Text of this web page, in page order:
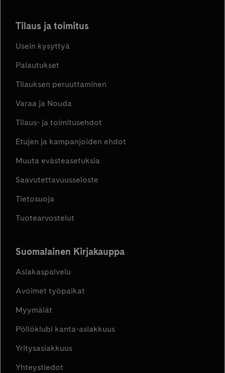
Tilaus ja toimitus
Usein kysyttyä
Palautukset
Tilauksen peruuttaminen
Varaa ja Nouda
Tilaus- ja toimitusehdot
Etujen ja kampanjoiden ehdot
Muuta evästeasetuksia
Saavutettavuusseloste
Tietosuoja
Tuotearvostelut
Suomalainen Kirjakauppa
Asiakaspalvelu
Avoimet työpaikat
Myymälät
Pöllöklubi kanta-asiakkuus
Yritysasiakkuus
Yhteystiedot